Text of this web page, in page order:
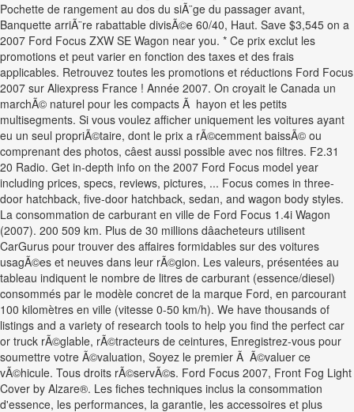
Pochette de rangement au dos du siÃ¨ge du passager avant,
Banquette arriÃ¨re rabattable divisÃ©e 60/40, Haut. Save $3,545 on a
2007 Ford Focus ZXW SE Wagon near you. * Ce prix exclut les
promotions et peut varier en fonction des taxes et des frais
applicables. Retrouvez toutes les promotions et réductions Ford Focus
2007 sur Aliexpress France ! Année 2007. On croyait le Canada un
marchÃ© naturel pour les compacts Ã hayon et les petits
multisegments. Si vous voulez afficher uniquement les voitures ayant
eu un seul propriÃ©taire, dont le prix a rÃ©cemment baissÃ© ou
comprenant des photos, câest aussi possible avec nos filtres. F2.31
20 Radio. Get in-depth info on the 2007 Ford Focus model year
including prices, specs, reviews, pictures, ... Focus comes in three-
door hatchback, five-door hatchback, sedan, and wagon body styles.
La consommation de carburant en ville de Ford Focus 1.4i Wagon
(2007). 200 509 km. Plus de 30 millions dâacheteurs utilisent
CarGurus pour trouver des affaires formidables sur des voitures
usagÃ©es et neuves dans leur rÃ©gion. Les valeurs, présentées au
tableau indiquent le nombre de litres de carburant (essence/diesel)
consommés par le modèle concret de la marque Ford, en parcourant
100 kilomètres en ville (vitesse 0-50 km/h). We have thousands of
listings and a variety of research tools to help you find the perfect car
or truck rÃ©glable, rÃ©tracteurs de ceintures, Enregistrez-vous pour
soumettre votre Ã©valuation, Soyez le premier Ã Ã©valuer ce
vÃ©hicule. Tous droits rÃ©servÃ©s. Ford Focus 2007, Front Fog Light
Cover by Alzare®. Les fiches techniques inclus la consommation
d'essence, les performances, la garantie, les accessoires et plus